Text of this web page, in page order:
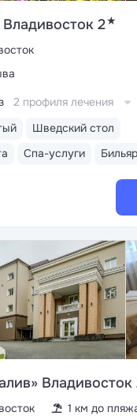
2★
Шведский стол
Спа-услуги
2 профиля лечения
Владивосток
1 км до